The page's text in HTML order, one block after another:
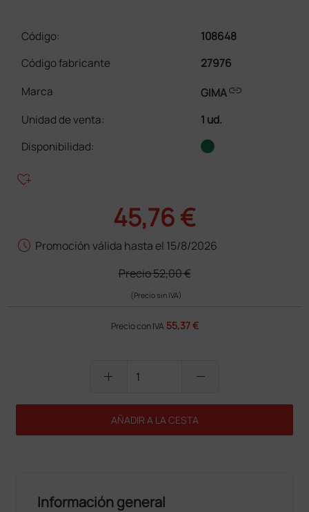
Código:
108648
Código fabricante
27976
Marca
GIMAlink
Unidad de venta:
1 ud.
Disponibilidad:
heart_plus
45,76 €
schedule Promoción válida hasta el 15/8/2026
Precio52,00 €
(Precio sin IVA)
Precio con IVA 55,37 €
add remove
AÑADIR A LA CESTA
Información general